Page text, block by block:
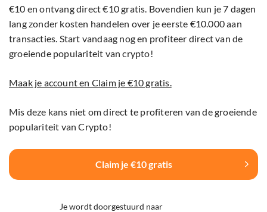
€10 en ontvang direct €10 gratis. Bovendien kun je 7 dagen
lang zonder kosten handelen over je eerste €10.000 aan
transacties. Start vandaag nog en profiteer direct van de
groeiende populariteit van crypto!
Maak je account en Claim je €10 gratis.
Mis deze kans niet om direct te profiteren van de groeiende
populariteit van Crypto!
Claim je €10 gratis
Je wordt doorgestuurd naar